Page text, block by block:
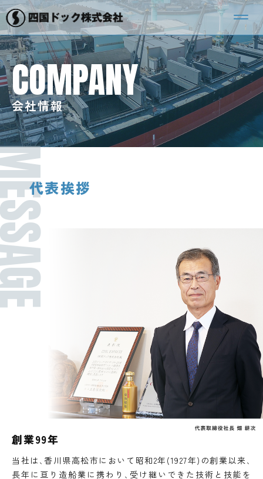
COMPANY
会社情報
代表挨拶
創業99年
当社は､香川県高松市において昭和2年(1927年)の創業以来､
長年に亘り造船業に携わり､受け継いできた技術と技能を